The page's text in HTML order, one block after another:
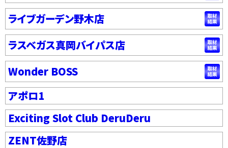
ライブガーデン野木店
ラスベガス真岡バイパス店
Wonder BOSS
アポロ1
Exciting Slot Club DeruDeru
ZENT佐野店